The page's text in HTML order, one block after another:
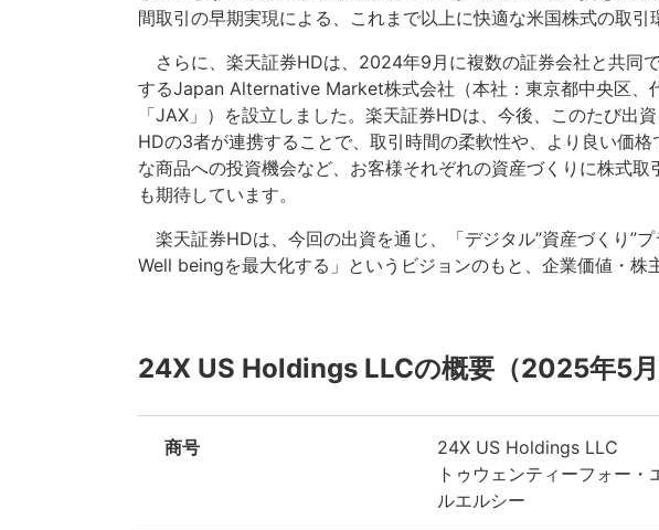
間取引の早期実現による、これまで以上に快適な米国株式の取引
さらに、楽天証券HDは、2024年9月に複数の証券会社と共同
するJapan Alternative Market株式会社（本社：東京都中央区、
「JAX」）を設立しました。楽天証券HDは、今後、このたび出
HDの3者が連携することで、取引時間の柔軟性や、より良い価
な商品への投資機会など、お客様それぞれの資産づくりに株式
も期待しています。
楽天証券HDは、今回の出資を通じ、「デジタル”資産づくり”
Well beingを最大化する」というビジョンのもと、企業価値・株
24X US Holdings LLCの概要（2025年5月
商号
24X US Holdings LLC
トゥウェンティーフォー
ルエルシー